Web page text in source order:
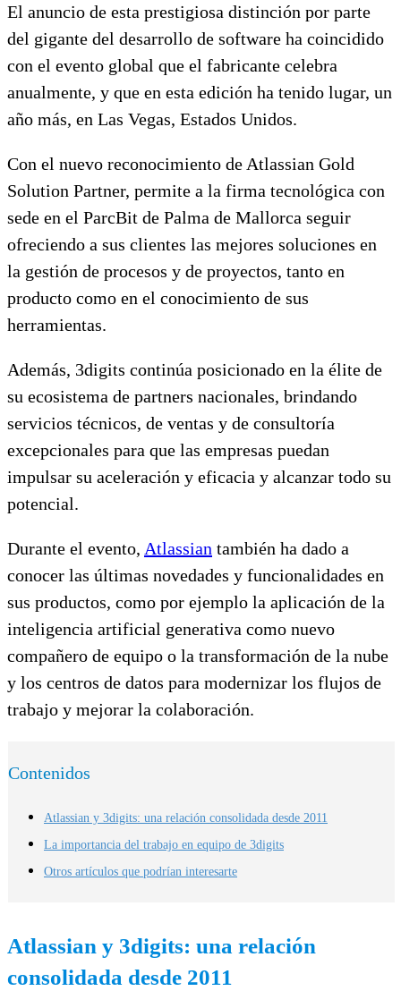
El anuncio de esta prestigiosa distinción por parte
del gigante del desarrollo de software ha coincidido
con el evento global que el fabricante celebra
anualmente, y que en esta edición ha tenido lugar, un
año más, en Las Vegas, Estados Unidos.
Con el nuevo reconocimiento de Atlassian Gold
Solution Partner, permite a la firma tecnológica con
sede en el ParcBit de Palma de Mallorca seguir
ofreciendo a sus clientes las mejores soluciones en
la gestión de procesos y de proyectos, tanto en
producto como en el conocimiento de sus
herramientas.
Además, 3digits continúa posicionado en la élite de
su ecosistema de partners nacionales, brindando
servicios técnicos, de ventas y de consultoría
excepcionales para que las empresas puedan
impulsar su aceleración y eficacia y alcanzar todo su
potencial.
Durante el evento, Atlassian también ha dado a
conocer las últimas novedades y funcionalidades en
sus productos, como por ejemplo la aplicación de la
inteligencia artificial generativa como nuevo
compañero de equipo o la transformación de la nube
y los centros de datos para modernizar los flujos de
trabajo y mejorar la colaboración.
Contenidos
Atlassian y 3digits: una relación consolidada desde 2011
La importancia del trabajo en equipo de 3digits
Otros artículos que podrían interesarte
Atlassian y 3digits: una relación
consolidada desde 2011